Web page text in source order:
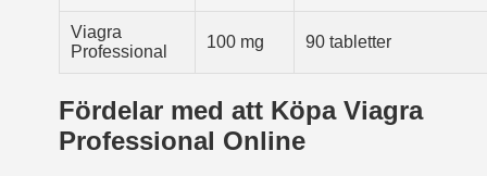
Viagra
Professional
100 mg 90 tabletter
Fördelar med att Köpa Viagra
Professional Online